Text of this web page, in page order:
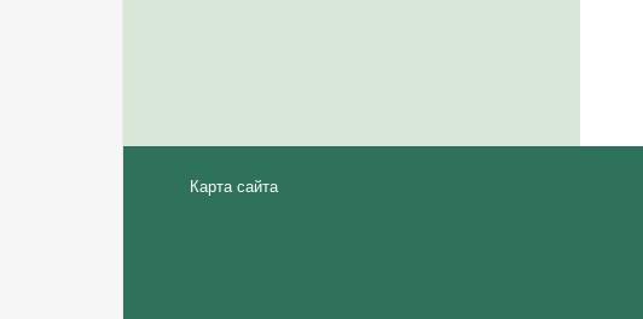
Карта сайта